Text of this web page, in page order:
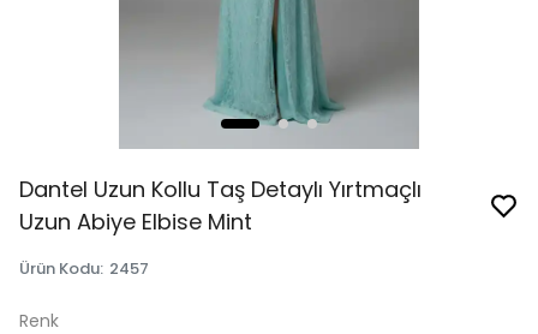
Dantel Uzun Kollu Taş Detaylı Yırtmaçlı
Uzun Abiye Elbise Mint
Ürün Kodu: 2457
Renk